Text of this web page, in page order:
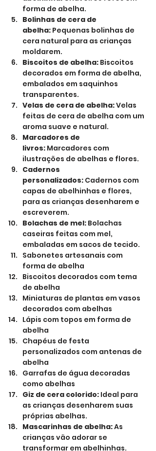
forma de abelha.
Bolinhas de cera de
abelha: Pequenas bolinhas de
cera natural para as crianças
moldarem.
Biscoitos de abelha: Biscoitos
decorados em forma de abelha,
embalados em saquinhos
transparentes.
Velas de cera de abelha: Velas
feitas de cera de abelha com um
aroma suave e natural.
Marcadores de
livros: Marcadores com
ilustrações de abelhas e flores.
Cadernos
personalizados: Cadernos com
capas de abelhinhas e flores,
para as crianças desenharem e
escreverem.
Bolachas de mel: Bolachas
caseiras feitas com mel,
embaladas em sacos de tecido.
Sabonetes artesanais com
forma de abelha
Biscoitos decorados com tema
de abelha
Miniaturas de plantas em vasos
decorados com abelhas
Lápis com topos em forma de
abelha
Chapéus de festa
personalizados com antenas de
abelha
Garrafas de água decoradas
como abelhas
Giz de cera colorido: Ideal para
as crianças desenharem suas
próprias abelhas.
Mascarinhas de abelha: As
crianças vão adorar se
transformar em abelhinhas.